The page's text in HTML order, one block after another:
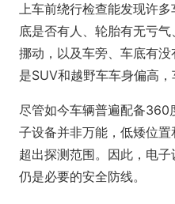
上车前绕行检查能发现许
底是否有人、轮胎有无亏
挪动，以及车旁、车底有
是SUV和越野车车身偏高，
尽管如今车辆普遍配备360
子设备并非万能，低矮位
超出探测范围。因此，电
仍是必要的安全防线。